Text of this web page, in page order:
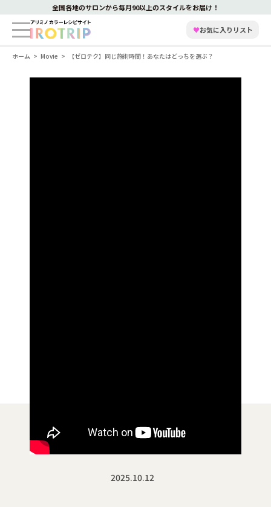
全国各地のサロンから毎月90以上のスタイルをお届け！
♥お気に入りリスト
ホーム Movie 【ゼロテク】同じ施術時間！あなたはどっちを選ぶ？
2025.10.12